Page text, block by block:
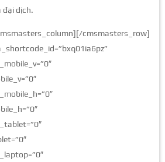
đại dịch.
cmsmasters_row]